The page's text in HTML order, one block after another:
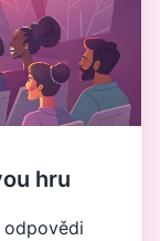
hru
odpovědi